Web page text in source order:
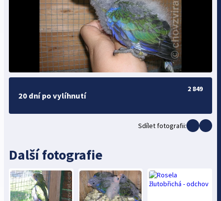
20 dní po vylíhnutí
2 849
Sdílet fotografii:
Další fotografie